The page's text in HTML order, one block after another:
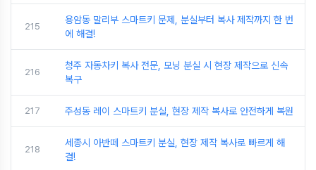
215
용암동 말리부 스마트키 문제, 분실부터 복사 제작까지 한 번
에 해결!
216
청주 자동차키 복사 전문, 모닝 분실 시 현장 제작으로 신속
복구
217 주성동 레이 스마트키 분실, 현장 제작 복사로 안전하게 복원
218
세종시 아반떼 스마트키 분실, 현장 제작 복사로 빠르게 해
결!